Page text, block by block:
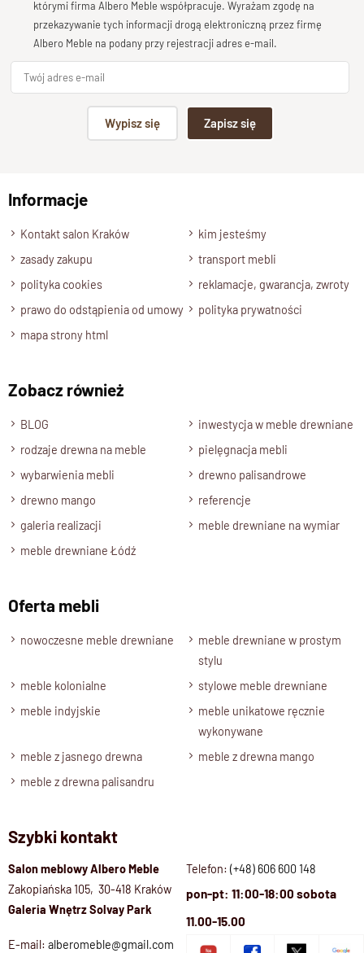
naturalnego doskonale komponuje się zarówno w salonie
dodając mu elegancji i ciepła, jak i w jadalni, gdzie pełni
rolę centrum rodzinnych spotkań. Egzotyczny charakter
ponadczasowy design
klasycznych aranżacji.
Powierzchnia blatu została zabezpieczona
lakierem półmatowym
o podwyższonej odporności. Dzięki
Ręczne wykonanie i unikalny
charakter
podkreśla jego indywidualny charakter
niepowtarzalnym elementem wnętrza
Specyfikacja techniczna produktu :
Materiał
Drewno 100% Palisander Indyjski/Drewno 100% Mango
Wykończenie
Meble drewniane nowoczesne / kolekcja CUBE
Długość
Wysokość
76 cm
80 - 110 cm
Blat
Noga
Stan produktu
Nogi stołu do samodzielnego montażu, za pomocą śrub
imbusowych w zestawie
Wybarwienia Drewna
Podpis
Wyślij opinię
którymi firma Albero Meble współpracuje. Wyrażam zgodę na
przekazywanie tych informacji drogą elektroniczną przez firmę
Albero Meble na podany przy rejestracji adres e-mail.
Wypisz się Zapisz się
Informacje
Kontakt salon Kraków
kim jesteśmy
zasady zakupu
transport mebli
polityka cookies
reklamacje, gwarancja, zwroty
prawo do odstąpienia od umowy
polityka prywatności
mapa strony html
Zobacz również
BLOG
inwestycja w meble drewniane
rodzaje drewna na meble
pielęgnacja mebli
wybarwienia mebli
drewno palisandrowe
drewno mango
referencje
galeria realizacji
meble drewniane na wymiar
meble drewniane Łódź
Oferta mebli
nowoczesne meble drewniane
meble drewniane w prostym
stylu
meble kolonialne
stylowe meble drewniane
meble indyjskie
meble unikatowe ręcznie
wykonywane
meble z jasnego drewna
meble z drewna mango
meble z drewna palisandru
Szybki kontakt
Salon meblowy Albero Meble
Zakopiańska 105, 30-418 Kraków
Galeria Wnętrz Solvay Park
Telefon: (+48) 606 600 148
pon-pt: 11:00-18:00 sobota
11.00-15.00
E-mail: alberomeble@gmail.com